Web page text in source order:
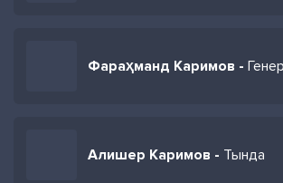
Фараҳманд Каримов -
Алишер Каримов - Тында